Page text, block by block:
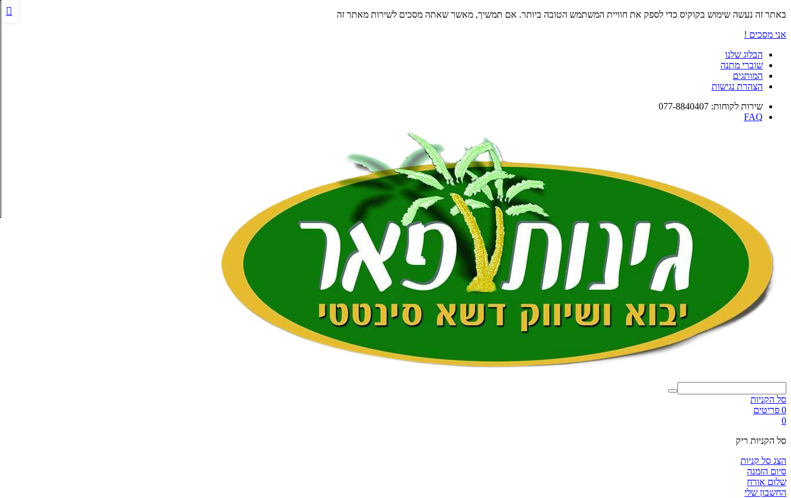
באתר זה נעשה שימוש בקוקיס כדי לספק את חוויית המשתמש הטובה ביותר. אם תמשיך, מאשר שאתה מסכים לשירות מאתר זה
אני מסכים !
הבלוג שלנו
שוברי מתנה
המותגים
הצהרת נגישות
שירות לקוחות: 077-8840407
FAQ
סל הקניות
0 פריטים
0
סל הקניות ריק
הצג סל קניות
סיום הזמנה
שלום אורח
החשבון שלי